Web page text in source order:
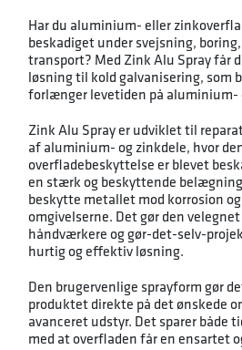
Har du aluminium- eller
beskadiget under svejsning,
transport? Med Zink Alu Spray får
løsning til kold galvanisering, som
forlænger levetiden på aluminium-
Zink Alu Spray er udviklet til
af aluminium- og zinkdele, hvor
overfladebeskyttelse er blevet
en stærk og beskyttende
beskytte metallet mod korrosion
omgivelserne. Det gør den
håndværkere og gør-det-selv-
hurtig og effektiv løsning.
Den brugervenlige sprayform gør
produktet direkte på det ønskede
avanceret udstyr. Det sparer både
med at overfladen får en ensartet